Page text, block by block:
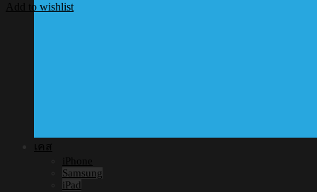
เคส
iPhone
Samsung
iPad
Add to wishlist